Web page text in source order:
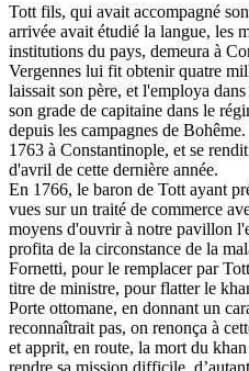
Tott fils, qui avait accompagné
arrivée avait étudié la langue, les
institutions du pays, demeura à
Vergennes lui fit obtenir quatre
laissait son père, et l'employa
son grade de capitaine dans le
depuis les campagnes de
1763 à Constantinople, et se
d'avril de cette dernière année.
En 1766, le baron de Tott ayant
vues sur un traité de commerce
moyens d'ouvrir à notre pavillon
profita de la circonstance de la
Fornetti, pour le remplacer par
titre de ministre, pour flatter le
Porte ottomane, en donnant un
reconnaîtrait pas, on renonça à
et apprit, en route, la mort du
rendre sa mission difficile,